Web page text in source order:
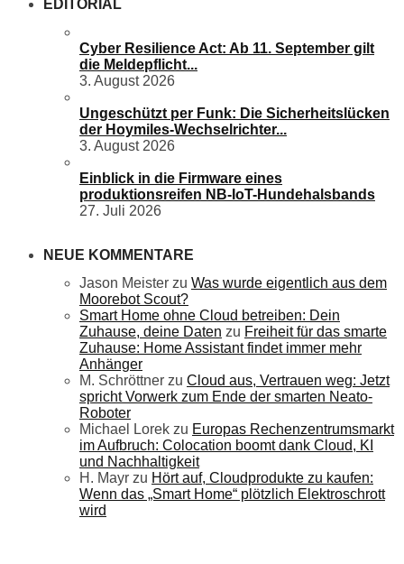
EDITORIAL
Cyber Resilience Act: Ab 11. September gilt
die Meldepflicht...
3. August 2026
Ungeschützt per Funk: Die Sicherheitslücken
der Hoymiles-Wechselrichter...
3. August 2026
Einblick in die Firmware eines
produktionsreifen NB-IoT-Hundehalsbands
27. Juli 2026
NEUE KOMMENTARE
Jason Meister zu Was wurde eigentlich aus dem
Moorebot Scout?
Smart Home ohne Cloud betreiben: Dein
Zuhause, deine Daten zu Freiheit für das smarte
Zuhause: Home Assistant findet immer mehr
Anhänger
M. Schröttner zu Cloud aus, Vertrauen weg: Jetzt
spricht Vorwerk zum Ende der smarten Neato-
Roboter
Michael Lorek zu Europas Rechenzentrumsmarkt
im Aufbruch: Colocation boomt dank Cloud, KI
und Nachhaltigkeit
H. Mayr zu Hört auf, Cloudprodukte zu kaufen:
Wenn das „Smart Home“ plötzlich Elektroschrott
wird